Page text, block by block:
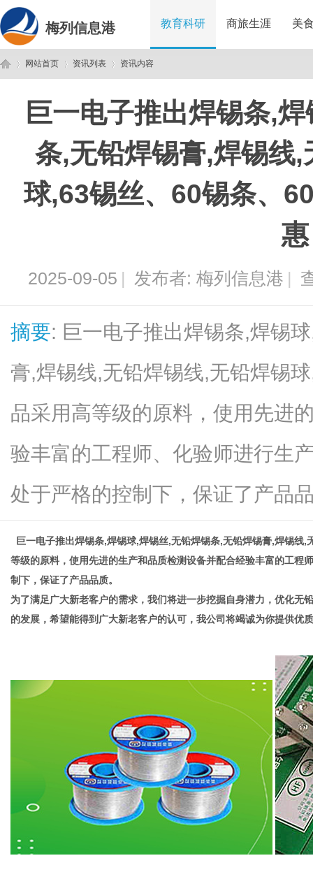
梅列信息港 教育科研 商旅生涯 美
网站首页 资讯列表
›
资讯内容
巨一电子推出焊锡条,
条,无铅焊锡膏,焊锡线
球,63锡丝、60锡条、
惠
2025-09-05 | 发布者: 梅列信息港 |
摘要: 巨一电子推出焊锡条,焊锡
膏,焊锡线,无铅焊锡线,无铅焊锡
品采用高等级的原料，使用先进
验丰富的工程师、化验师进行生
处于严格的控制下，保证了产品
巨一电子推出焊锡条,焊锡球,焊锡丝,无铅焊锡条,无铅焊锡膏,焊锡线,
等级的原料，使用先进的生产和品质检测设备并配合经验丰富的工程
制下，保证了产品品质。
为了满足广大新老客户的需求，我们将进一步挖掘自身潜力，优化无
的发展，希望能得到广大新老客户的认可，我公司将竭诚为你提供优